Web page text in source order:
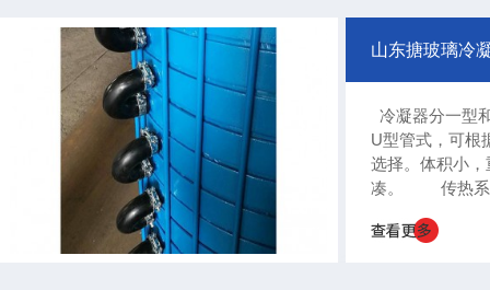
山东搪玻璃冷
冷凝器分一型
U型管式，可根
选择。体积小
凑。 传热系
度：-20°C-